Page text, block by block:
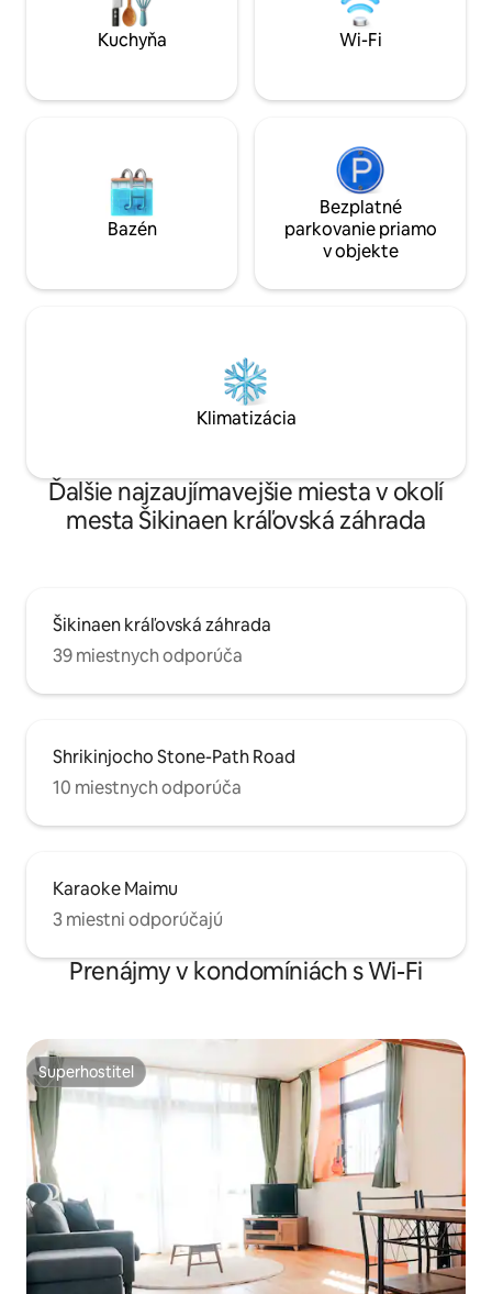
využívať podľa vlastného uváženia ^_^ V
okolí nie je nič zvláštne, ale odporúčame
ho tým, ktorí sa chcú odpútať od
vychutnať prírodu. Ráno sa zobudíte na
^_^), v ležadle si môžete v pokoji
pozerať na hviezdnu oblohu, ^_^
vychutnať si čas v kaviarni pri čítaní knihy,
cvičiť jogu pod otvorenou oblohou a užiť
Omu a pešo sa naň dostanete asi za 15
Prosím, berte to na vedomie
Kuchyňa Wi-Fi
Bazén
Bezplatné
parkovanie priamo
v objekte
Klimatizácia
Ďalšie najzaujímavejšie miesta v okolí
mesta Šikinaen kráľovská záhrada
Šikinaen kráľovská záhrada
39 miestnych odporúča
Shrikinjocho Stone-Path Road
10 miestnych odporúča
Karaoke Maimu
3 miestni odporúčajú
Prenájmy v kondomíniách s Wi-Fi
Superhostiteľ
Superhostiteľ